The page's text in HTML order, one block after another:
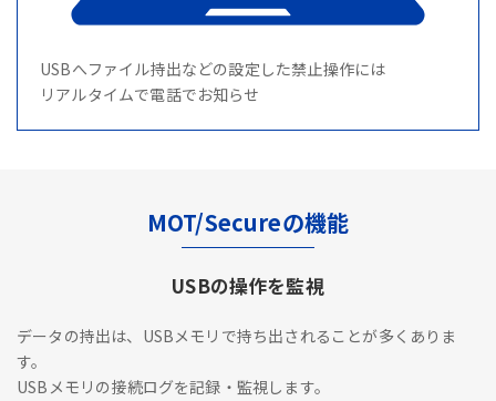
USBへファイル持出などの設定した禁止操作には
リアルタイムで電話でお知らせ
MOT/Secureの機能
USBの操作を監視
データの持出は、USBメモリで持ち出されることが多くありま
す。
USBメモリの接続ログを記録・監視します。